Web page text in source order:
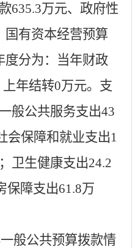
635.3万元、政府性
国有资本经营预算
度分为：当年财政
上年结转0万元。支
般公共服务支出43
会保障和就业支出1
卫生健康支出24.2
保障支出61.8万
般公共预算拨款情